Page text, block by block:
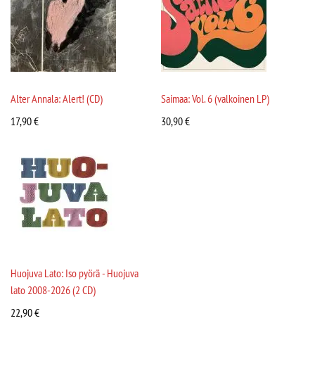
Alter Annala: Alert! (CD)
17,90€
Saimaa: Vol. 6 (valkoinen LP)
30,90€
Huojuva Lato: Iso pyörä - Huojuva
lato 2008-2026 (2 CD)
22,90€